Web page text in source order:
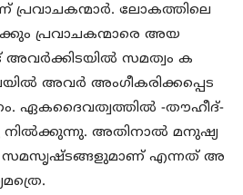
ലോകത്തിലെ
പ്രവാചകന്മാരെ അയ
അവര്‍ക്കിടയില്‍ സമത്വം ക
അവര്‍ അംഗീകരിക്കപ്പെട
ഏകദൈവത്വത്തില്‍ -തൗഹീദ്-
നില്‍ക്കുന്നു. അതിനാല്‍ മനുഷ്യ
സമസൃഷ്ടങ്ങളുമാണ് എന്നത് അ